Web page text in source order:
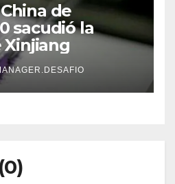
de
sacudió la
Xinjiang